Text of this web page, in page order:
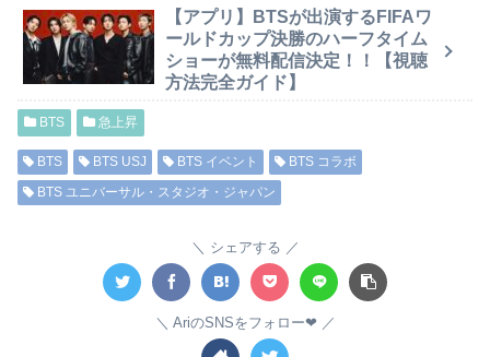
【アプリ】BTSが出演するFIFAワ
ールドカップ決勝のハーフタイム
ショーが無料配信決定！！【視聴
方法完全ガイド】
BTS 急上昇
BTS BTS USJ BTS イベント
BTS コラボ
BTS ユニバーサル・スタジオ・ジャパン
シェアする
AriのSNSをフォロー❤︎